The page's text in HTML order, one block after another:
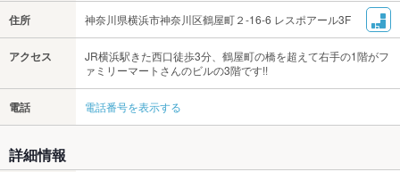
住所 神奈川県横浜市神奈川区鶴屋町２-16-6 レスポアール3F
アクセス
JR横浜駅きた西口徒歩3分、鶴屋町の橋を超えて右手の1階がフ
ァミリーマートさんのビルの3階です!!
電話 電話番号を表示する
詳細情報